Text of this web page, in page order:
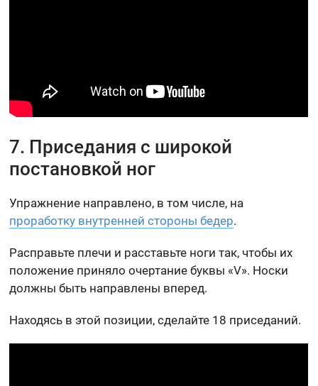
7. Приседания с широкой
постановкой ног
Упражнение направлено, в том числе, на
проработку внутренней стороны бедер.
Расправьте плечи и расставьте ноги так, чтобы их
положение приняло очертание буквы «V». Носки
должны быть направлены вперед.
Находясь в этой позиции, сделайте 18 приседаний.